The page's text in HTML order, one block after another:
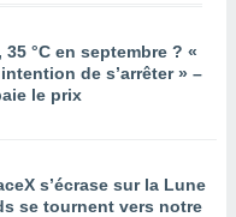
°C en septembre ? «
intention de s’arrêter » –
le prix
s’écrase sur la Lune
se tournent vers notre